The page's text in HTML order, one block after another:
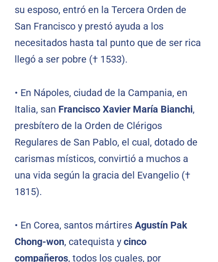
su esposo, entró en la Tercera Orden de
San Francisco y prestó ayuda a los
necesitados hasta tal punto que de ser rica
llegó a ser pobre († 1533).
• En Nápoles, ciudad de la Campania, en
Italia, san Francisco Xavier María Bianchi,
presbítero de la Orden de Clérigos
Regulares de San Pablo, el cual, dotado de
carismas místicos, convirtió a muchos a
una vida según la gracia del Evangelio (†
1815).
• En Corea, santos mártires Agustín Pak
Chong-won, catequista y cinco
compañeros, todos los cuales, por